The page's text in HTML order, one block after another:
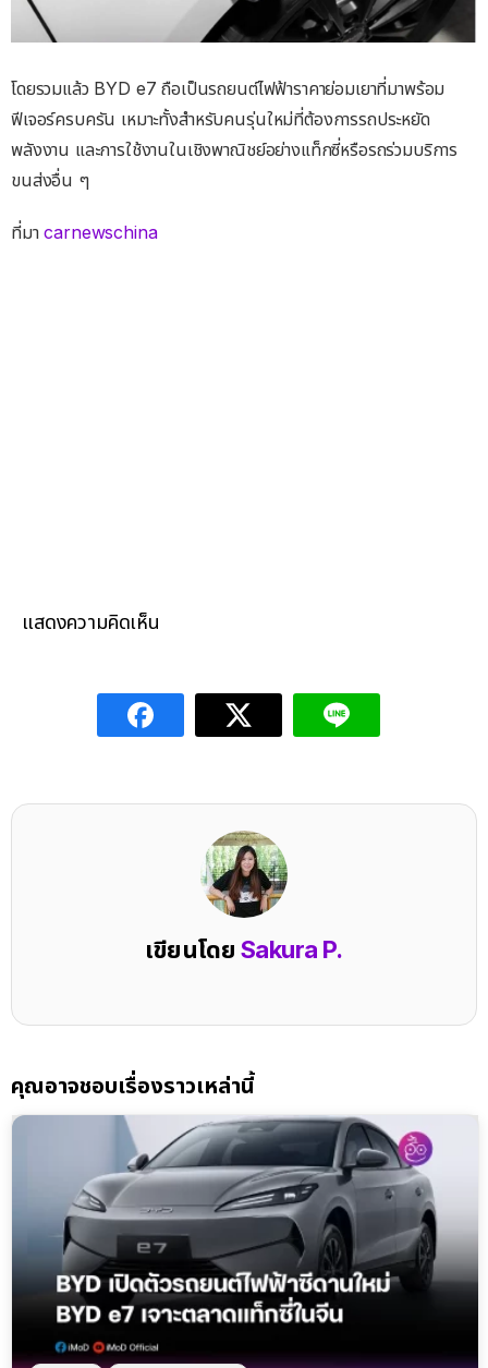
โดยรวมแล้ว BYD e7 ถือเป็นรถยนต์ไฟฟ้าราคาย่อมเยาที่มาพร้อม
ฟีเจอร์ครบครัน เหมาะทั้งสำหรับคนรุ่นใหม่ที่ต้องการรถประหยัด
พลังงาน และการใช้งานในเชิงพาณิชย์อย่างแท็กซี่หรือรถร่วมบริการ
ขนส่งอื่น ๆ
ที่มาcarnewschina
แสดงความคิดเห็น
เขียนโดย Sakura P.
คุณอาจชอบเรื่องราวเหล่านี้